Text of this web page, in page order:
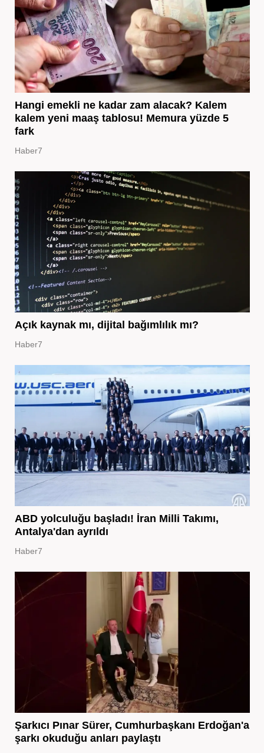
Hangi emekli ne kadar zam alacak? Kalem
kalem yeni maaş tablosu! Memura yüzde 5
fark
Haber7
Açık kaynak mı, dijital bağımlılık mı?
Haber7
ABD yolculuğu başladı! İran Milli Takımı,
Antalya'dan ayrıldı
Haber7
Şarkıcı Pınar Sürer, Cumhurbaşkanı Erdoğan'a
şarkı okuduğu anları paylaştı